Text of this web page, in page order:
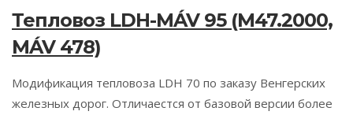
Тепловоз LDH-MÁV 95 (M47.2000,
MÁV 478)
Модификация тепловоза LDH 70 по заказу Венгерских
железных дорог. Отличаестся от базовой версии более